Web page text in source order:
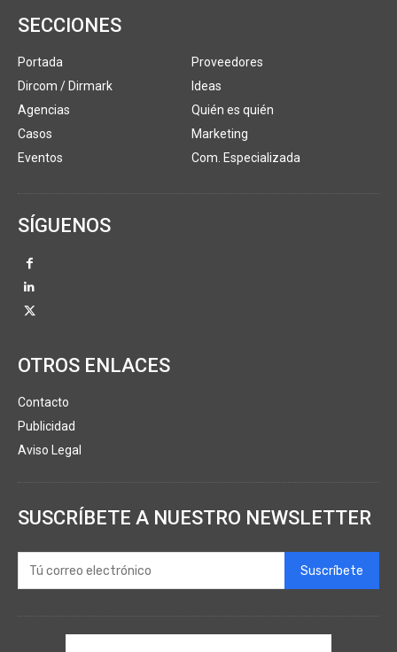
SECCIONES
Portada
Dircom / Dirmark
Agencias
Casos
Eventos
Proveedores
Ideas
Quién es quién
Marketing
Com. Especializada
SÍGUENOS
OTROS ENLACES
Contacto
Publicidad
Aviso Legal
SUSCRÍBETE A NUESTRO NEWSLETTER
Suscríbete